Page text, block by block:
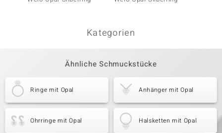
Kategorien
Ähnliche Schmuckstücke
Ringe mit Opal Anhänger mit Opal
Ohrringe mit Opal Halsketten mit Opal